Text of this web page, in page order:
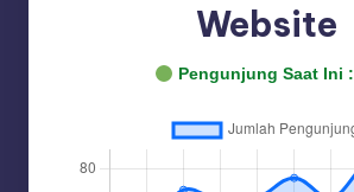
Website
Pengunjung Saat Ini :